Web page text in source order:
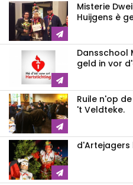
Misterie
Huijgens è
Dansschool
geld in vor
Ruile n'op
't Veldteke.
d'Artejagers